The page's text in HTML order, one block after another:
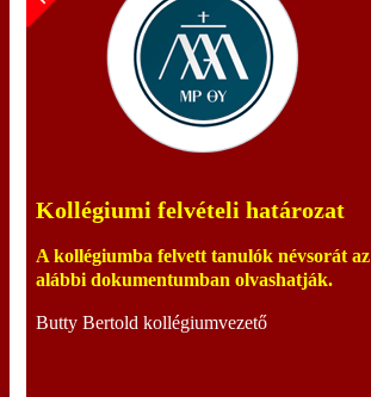
Kollégiumi felvételi határozat
A kollégiumba felvett tanulók névsorát az
alábbi dokumentumban olvashatják.
Butty Bertold kollégiumvezető